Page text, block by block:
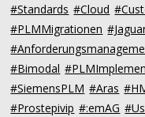
#Standards #Cloud
#PLMMigrationen
#Bimodal
#SiemensPLM #Aras
#Prostepivip #:emAG